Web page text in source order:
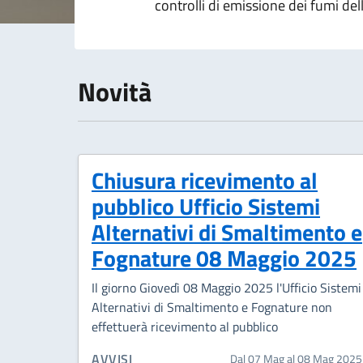
controlli di emissione dei fumi
Novità
Chiusura ricevimento al
pubblico Ufficio Sistemi
Alternativi di Smaltimento e
Fognature 08 Maggio 2025
Il giorno Giovedì 08 Maggio 2025 l'Ufficio Sistemi
Alternativi di Smaltimento e Fognature non
effettuerà ricevimento al pubblico
CATEGORIA CORRELATA:
AVVISI Dal 07 Mag al 08 Mag 2025